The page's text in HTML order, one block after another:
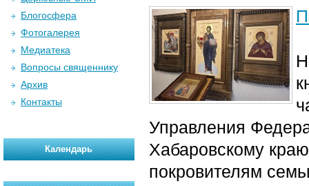
Управления
Хабаровскому
покровителям
Блогосфера
Фотогалерея
Медиатека
Вопросы священнику
Архив
Контакты
Календарь